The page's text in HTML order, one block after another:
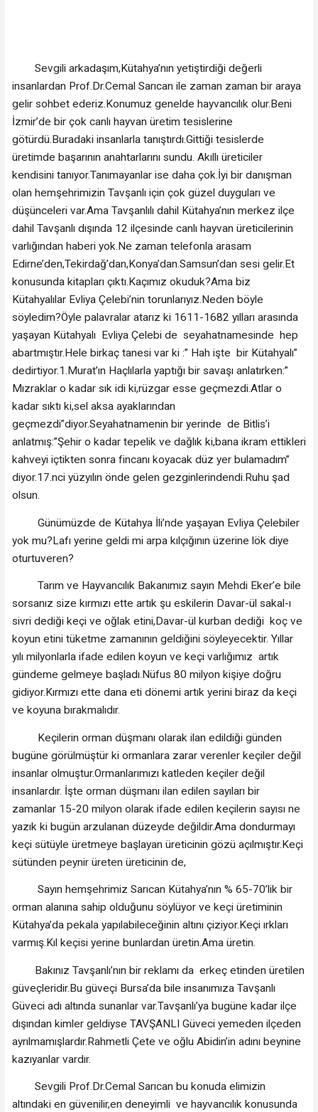
Sevgili arkadaşım,Kütahya’nın yetiştirdiği değerli
insanlardan Prof.Dr.Cemal Sarıcan ile zaman zaman bir araya
gelir sohbet ederiz.Konumuz genelde hayvancılık olur.Beni
İzmir’de bir çok canlı hayvan üretim tesislerine
götürdü.Buradaki insanlarla tanıştırdı.Gittiği tesislerde
üretimde başarının anahtarlarını sundu. Akıllı üreticiler
kendisini tanıyor.Tanımayanlar ise daha çok.İyi bir danışman
olan hemşehrimizin Tavşanlı için çok güzel duyguları ve
düşünceleri var.Ama Tavşanlılı dahil Kütahya’nın merkez ilçe
dahil Tavşanlı dışında 12 ilçesinde canlı hayvan üreticilerinin
varlığından haberi yok.Ne zaman telefonla arasam
Edirne’den,Tekirdağ’dan,Konya’dan.Samsun’dan sesi gelir.Et
konusunda kitapları çıktı.Kaçımız okuduk?Ama biz
Kütahyalılar Evliya Çelebi’nin torunlarıyız.Neden böyle
söyledim?Öyle palavralar atarız ki 1611-1682 yılları arasında
yaşayan Kütahyalı Evliya Çelebi de seyahatnamesinde hep
abartmıştır.Hele birkaç tanesi var ki :” Hah işte bir Kütahyalı”
dedirtiyor.1.Murat’ın Haçlılarla yaptığı bir savaşı anlatırken:”
Mızraklar o kadar sık idi ki,rüzgar esse geçmezdi.Atlar o
kadar sıktı ki,sel aksa ayaklarından
geçmezdi”diyor.Seyahatnamenin bir yerinde de Bitlis’i
anlatmış:”Şehir o kadar tepelik ve dağlık ki,bana ikram ettikleri
kahveyi içtikten sonra fincanı koyacak düz yer bulamadım”
diyor.17.nci yüzyılın önde gelen gezginlerindendi.Ruhu şad
olsun.
Günümüzde de Kütahya İli’nde yaşayan Evliya Çelebiler
yok mu?Lafı yerine geldi mi arpa kılçığının üzerine lök diye
oturtuveren?
Tarım ve Hayvancılık Bakanımız sayın Mehdi Eker’e bile
sorsanız size kırmızı ette artık şu eskilerin Davar-ül sakal-ı
sivri dediği keçi ve oğlak etini,Davar-ül kurban dediği koç ve
koyun etini tüketme zamanının geldiğini söyleyecektir. Yıllar
yılı milyonlarla ifade edilen koyun ve keçi varlığımız artık
gündeme gelmeye başladı.Nüfus 80 milyon kişiye doğru
gidiyor.Kırmızı ette dana eti dönemi artık yerini biraz da keçi
ve koyuna bırakmalıdır.
Keçilerin orman düşmanı olarak ilan edildiği günden
bugüne görülmüştür ki ormanlara zarar verenler keçiler değil
insanlar olmuştur.Ormanlarımızı katleden keçiler değil
insanlardır. İşte orman düşmanı ilan edilen sayıları bir
zamanlar 15-20 milyon olarak ifade edilen keçilerin sayısı ne
yazık ki bugün arzulanan düzeyde değildir.Ama dondurmayı
keçi sütüyle üretmeye başlayan üreticinin gözü açılmıştır.Keçi
sütünden peynir üreten üreticinin de,
Sayın hemşehrimiz Sarıcan Kütahya’nın % 65-70’lik bir
orman alanına sahip olduğunu söylüyor ve keçi üretiminin
Kütahya’da pekala yapılabileceğinin altını çiziyor.Keçi ırkları
varmış.Kıl keçisi yerine bunlardan üretin.Ama üretin.
Bakınız Tavşanlı’nın bir reklamı da erkeç etinden üretilen
güveçleridir.Bu güveçi Bursa’da bile insanımıza Tavşanlı
Güveci adı altında sunanlar var.Tavşanlı’ya bugüne kadar ilçe
dışından kimler geldiyse TAVŞANLI Güveci yemeden ilçeden
ayrılmamışlardır.Rahmetli Çete ve oğlu Abidin’in adını beynine
kazıyanlar vardır.
Sevgili Prof.Dr.Cemal Sarıcan bu konuda elimizin
altındaki en güvenilir,en deneyimli ve hayvancılık konusunda